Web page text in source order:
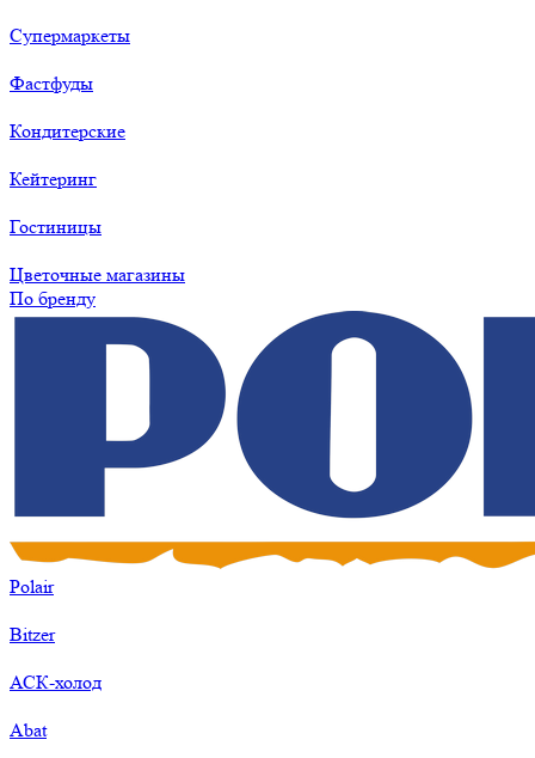
Супермаркеты
Фастфуды
Кондитерские
Кейтеринг
Гостиницы
Цветочные магазины
По бренду
Polair
Bitzer
АСК-холод
Abat